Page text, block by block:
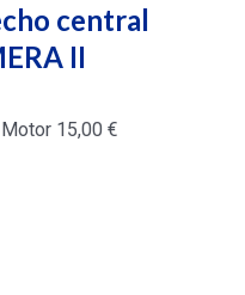
central
II
15,00 €